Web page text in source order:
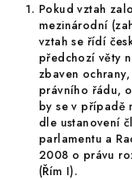
Pokud vztah
mezinárodní
vztah se řídí
předchozí věty
zbaven
právního řádu,
by se v případě
dle ustanovení
parlamentu a
2008 o právu
(Řím I).